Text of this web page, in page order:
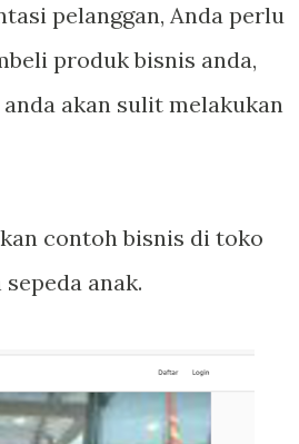
pelanggan, Anda perlu
produk bisnis anda,
akan sulit melakukan
contoh bisnis di toko
anak.